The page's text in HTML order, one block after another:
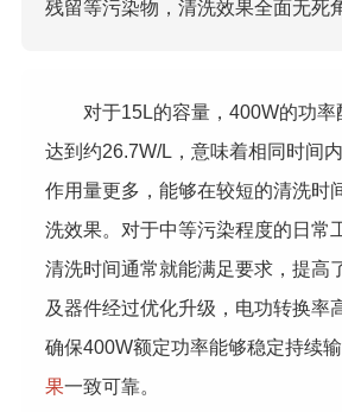
残留等污染物，清洗效果全面无死
对于15L的容量，400W的功
达到约26.7W/L，意味着相同时间
作用量更多，能够在较短的清洗时
洗效果。对于中等污染程度的日常
清洗时间通常就能满足要求，提高
及器件经过优化升级，电功转换率
确保400W额定功率能够稳定持续
果一致可靠。